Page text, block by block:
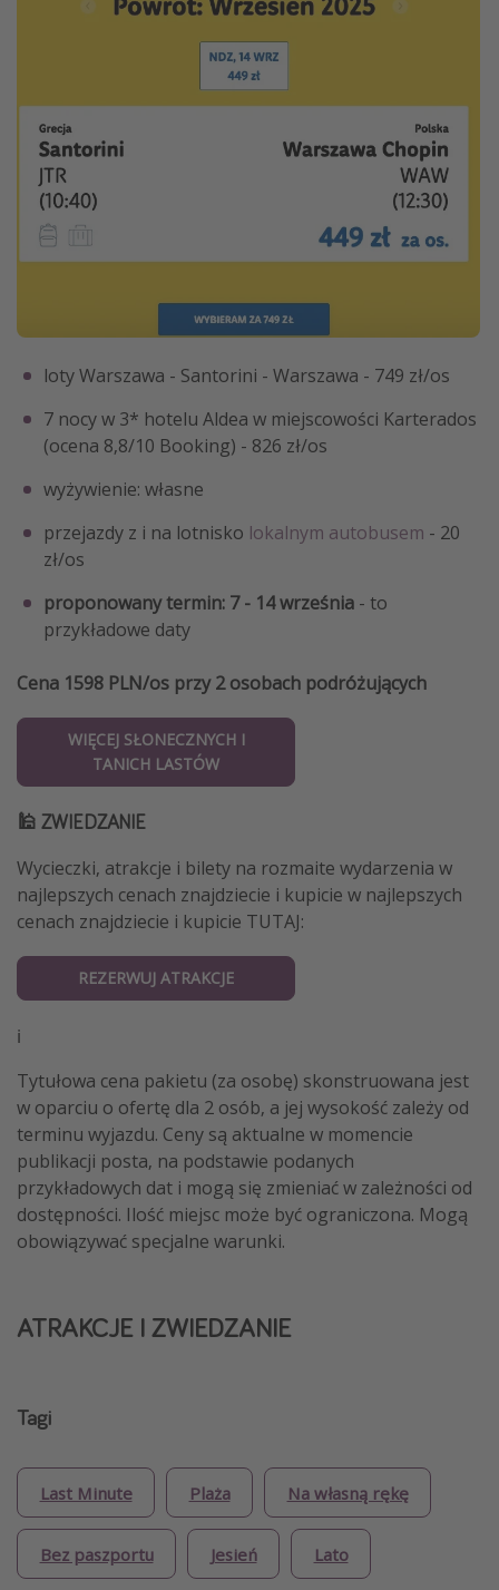
loty Warszawa - Santorini - Warszawa - 749 zł/os
7 nocy w 3* hotelu Aldea w miejscowości Karterados
(ocena 8,8/10 Booking) - 826 zł/os
wyżywienie: własne
przejazdy z i na lotnisko lokalnym autobusem - 20
zł/os
proponowany termin: 7 - 14 września - to
przykładowe daty
Cena 1598 PLN/os przy 2 osobach podróżujących
WIĘCEJ SŁONECZNYCH I
TANICH LASTÓW
🕌 ZWIEDZANIE
Wycieczki, atrakcje i bilety na rozmaite wydarzenia w
najlepszych cenach znajdziecie i kupicie w najlepszych
cenach znajdziecie i kupicie TUTAJ:
REZERWUJ ATRAKCJE
ℹ️
Tytułowa cena pakietu (za osobę) skonstruowana jest
w oparciu o ofertę dla 2 osób, a jej wysokość zależy od
terminu wyjazdu. Ceny są aktualne w momencie
publikacji posta, na podstawie podanych
przykładowych dat i mogą się zmieniać w zależności od
dostępności. Ilość miejsc może być ograniczona. Mogą
obowiązywać specjalne warunki.
ATRAKCJE I ZWIEDZANIE
Tagi
Last Minute Plaża Na własną rękę
Bez paszportu Jesień Lato